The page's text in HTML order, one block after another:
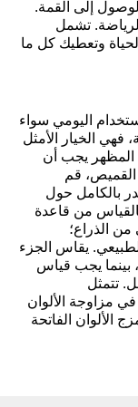
إلى القمة.
تشمل
وتعطيك كل ما
اليومي سواء
فهي الخيار الأمثل
المظهر يجب أن
قم
بالكامل حول
من قاعدة
الذراع؛
يقاس الجزء
بينما يجب قياس
تتمثل
في مزاوجة الألوان
الألوان الفاتحة